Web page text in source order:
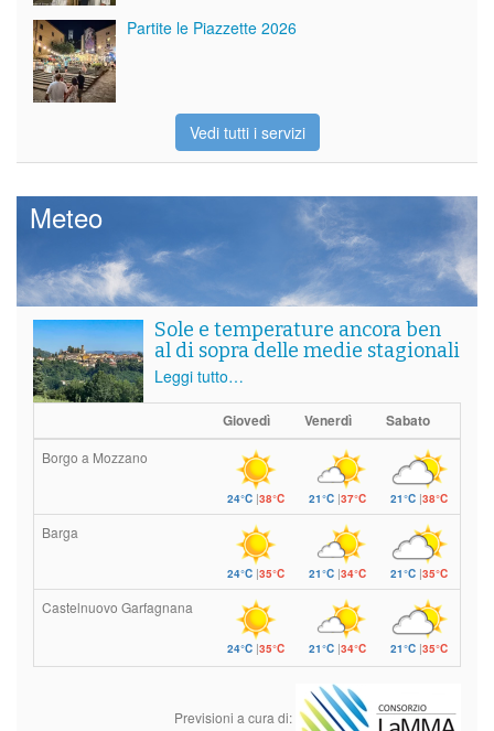
Partite le Piazzette 2026
Vedi tutti i servizi
Meteo
Sole e temperature ancora ben
al di sopra delle medie stagionali
Leggi tutto…
Giovedì Venerdì Sabato
Borgo a Mozzano
24°C |38°C 21°C |37°C 21°C |38°C
Barga
24°C |35°C 21°C |34°C 21°C |35°C
Castelnuovo Garfagnana
24°C |35°C 21°C |34°C 21°C |35°C
Previsioni a cura di: